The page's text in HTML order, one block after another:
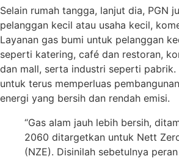
Selain rumah tangga, lanjut dia, PGN
pelanggan kecil atau usaha kecil,
Layanan gas bumi untuk pelanggan
seperti katering, café dan restoran,
dan mall, serta industri seperti pabrik.
untuk terus memperluas
energi yang bersih dan rendah emisi.
“Gas alam jauh lebih bersih,
2060 ditargetkan untuk Nett
(NZE). Disinilah sebetulnya